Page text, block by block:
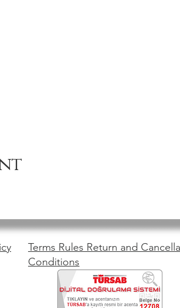
Terms Rules Return and
Conditions